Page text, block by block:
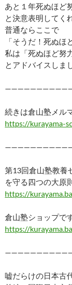
あと１年死ぬほど
と決意表明してく
普通ならここで
「そうだ！死ぬほ
私は「死ぬほど努
とアドバイスしま
続きは倉山塾メル
https://kurayama-
第13回倉山塾教養
を守る四つの大原
https://
倉山塾ショップです
https://
嘘だらけの日本古